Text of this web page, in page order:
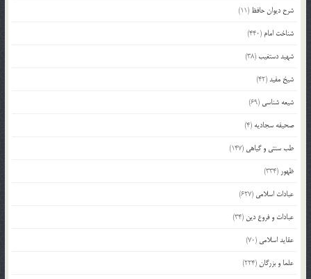
شرح دیوان حافظ (11)
شناخت امام (440)
شهید دستغیب(38)
شیخ مفید(42)
شیعه شناسی (69)
صحیفه سجادیه (4)
طب سنتی و گیاهی (147)
ظهور (334)
عبادات اسلامی (627)
عبادات و فروع دین (34)
عقاید اسلامی (70)
علما و بزرگان(224)